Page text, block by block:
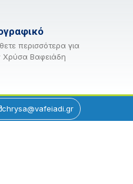
περισσότερα για
Χρύσα Βαφειάδη
chrysa@vafeiadi.gr